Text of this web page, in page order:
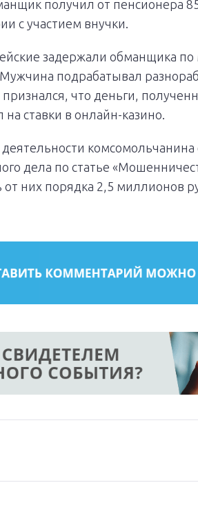
получил от пенсионера
с участием внучки.
задержали обманщика
Мужчина подрабатывал
что деньги,
на ставки в онлайн-казино.
комсомольчанина
дела по статье
от них порядка 2,5 миллионов